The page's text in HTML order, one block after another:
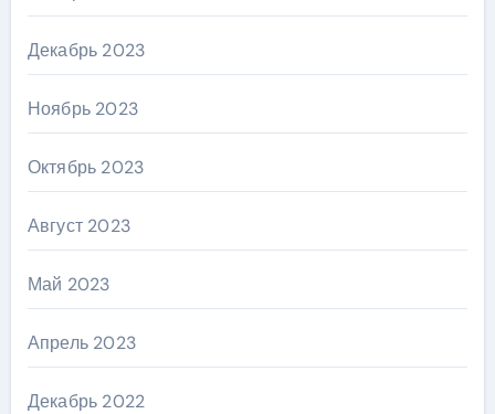
Декабрь 2023
Ноябрь 2023
Октябрь 2023
Август 2023
Май 2023
Апрель 2023
Декабрь 2022